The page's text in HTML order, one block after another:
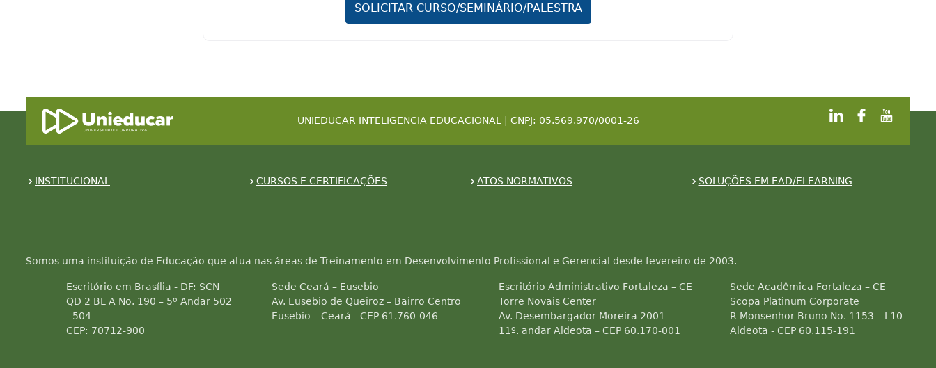
SOLICITAR CURSO/SEMINÁRIO/PALESTRA
UNIEDUCAR INTELIGENCIA EDUCACIONAL | CNPJ: 05.569.970/0001-26
INSTITUCIONAL CURSOS E CERTIFICAÇÕES ATOS NORMATIVOS SOLUÇÕES EM EAD/ELEARNING
Somos uma instituição de Educação que atua nas áreas de Treinamento em Desenvolvimento Profissional e Gerencial desde fevereiro de 2003.
Escritório em Brasília - DF: SCN
QD 2 BL A No. 190 – 5º Andar 502
- 504
CEP: 70712-900
Sede Ceará – Eusebio
Av. Eusebio de Queiroz – Bairro Centro
Eusebio – Ceará - CEP 61.760-046
Escritório Administrativo Fortaleza – CE
Torre Novais Center
Av. Desembargador Moreira 2001 –
11º. andar Aldeota – CEP 60.170-001
Sede Acadêmica Fortaleza – CE
Scopa Platinum Corporate
R Monsenhor Bruno No. 1153 – L10 –
Aldeota - CEP 60.115-191